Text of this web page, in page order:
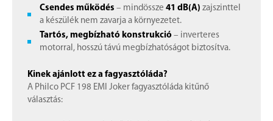
Csendes működés – mindössze 41 dB(A) zajszinttel
a készülék nem zavarja a környezetet.
Tartós, megbízható konstrukció – inverteres
motorral, hosszú távú megbízhatóságot biztosítva.
Kinek ajánlott ez a fagyasztóláda?
A Philco PCF 198 EMI Joker fagyasztóláda kitűnő
választás: